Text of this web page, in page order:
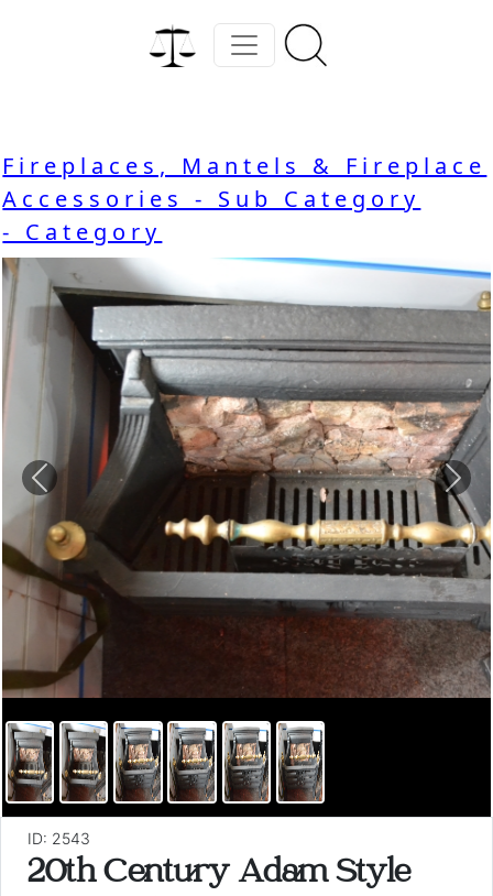
Fireplaces, Mantels & Fireplace
Accessories - Sub Category
- Category
Previous
ID: 2543
20th Century Adam Style